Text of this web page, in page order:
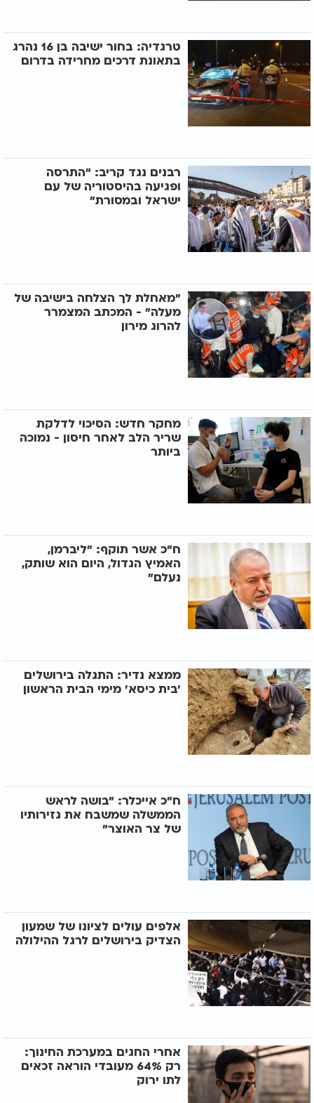
טרגדיה: בחור ישיבה בן 16 נהרג
בתאונת דרכים מחרידה בדרום
רבנים נגד קריב: "התרסה
ופגיעה בהיסטוריה של עם
ישראל ובמסורת"
"מאחלת לך הצלחה בישיבה של
מעלה" - המכתב המצמרר
להרוג מירון
מחקר חדש: הסיכוי לדלקת
שריר הלב לאחר חיסון - נמוכה
ביותר
ח"כ אשר תוקף: "ליברמן,
האמיץ הגדול, היום הוא שותק,
נעלם"
ממצא נדיר: התגלה בירושלים
’בית כיסא’ מימי הבית הראשון
ח"כ אייכלר: "בושה לראש
הממשלה שמשבח את גזירותיו
של צר האוצר"
אלפים עולים לציונו של שמעון
הצדיק בירושלים לרגל ההילולה
אחרי החגים במערכת החינוך:
רק 64% מעובדי הוראה זכאים
לתו ירוק